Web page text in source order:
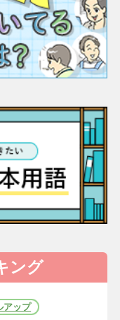
ング
アップ